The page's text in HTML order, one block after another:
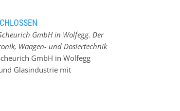
abgelegt. Sowie ein Backup-
Ausdosierwaagen und
Anfrage erstellt und als OEM-
auch modular 8x Dig.Ein/
Ein Baukasten für OEM-
…
GmbH in Wolfegg. Der
Waagen- und Dosiertechnik
GmbH in Wolfegg
Glasindustrie mit
Auftrags- und